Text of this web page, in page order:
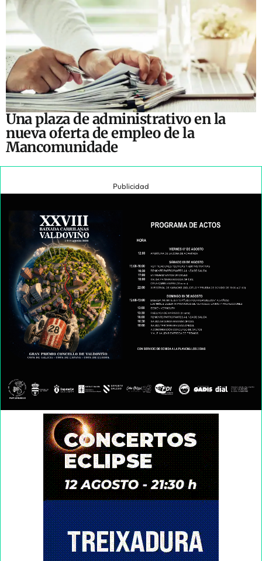
Una plaza de administrativo en la
nueva oferta de empleo de la
Mancomunidade
Publicidad